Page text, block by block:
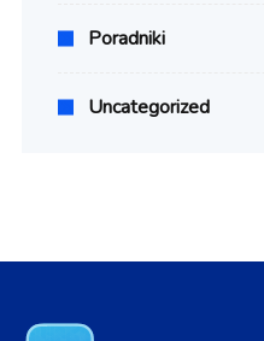
Poradniki
Uncategorized